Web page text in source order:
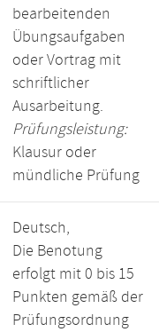
bearbeitenden
Übungsaufgaben
oder Vortrag mit
schriftlicher
Ausarbeitung.
Prüfungsleistung:
Klausur oder
mündliche Prüfung
Deutsch,
Die Benotung
erfolgt mit 0 bis 15
Punkten gemäß der
Prüfungsordnung